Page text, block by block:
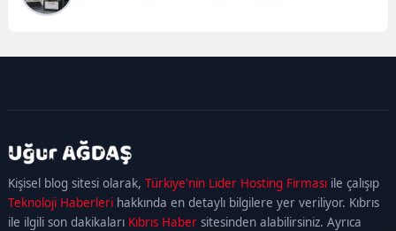
Kişisel blog sitesi olarak,Türkiye'nin Lider Hosting Firması ile çalışıp
Teknoloji Haberleri hakkında en detaylı bilgilere yer veriliyor. Kıbrıs
ile ilgili son dakikaları Kıbrıs Haber sitesinden alabilirsiniz. Ayrıca
kadıköy
escortmaltepe
escortataşehir
escortümraniye
escort